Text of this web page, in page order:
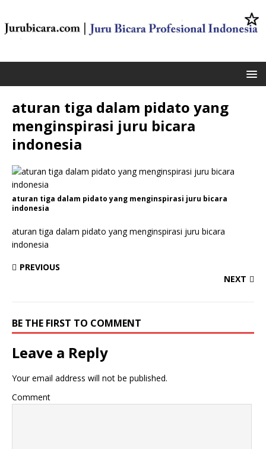
aturan tiga dalam pidato yang
menginspirasi juru bicara
indonesia
aturan tiga dalam pidato yang menginspirasi juru bicara
indonesia
aturan tiga dalam pidato yang menginspirasi juru bicara
indonesia
PREVIOUS
NEXT
BE THE FIRST TO COMMENT
Leave a Reply
Your email address will not be published.
Comment